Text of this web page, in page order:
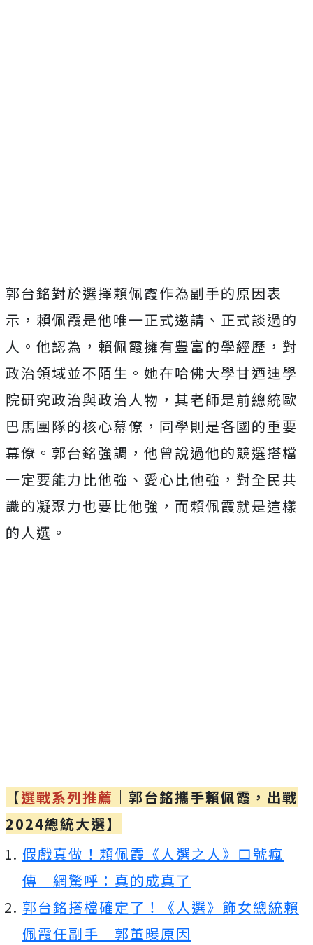
郭台銘對於選擇賴佩霞作為副手的原因表
示，賴佩霞是他唯一正式邀請、正式談過的
人。他認為，賴佩霞擁有豐富的學經歷，對
政治領域並不陌生。她在哈佛大學甘迺迪學
院研究政治與政治人物，其老師是前總統歐
巴馬團隊的核心幕僚，同學則是各國的重要
幕僚。郭台銘強調，他曾說過他的競選搭檔
一定要能力比他強、愛心比他強，對全民共
識的凝聚力也要比他強，而賴佩霞就是這樣
的人選。
【選戰系列推薦 ｜郭台銘攜手賴佩霞，出戰
2024總統大選】
假戲真做！賴佩霞《人選之人》口號瘋
傳 網驚呼：真的成真了
郭台銘搭檔確定了！《人選》飾女總統賴
佩霞任副手 郭董曝原因